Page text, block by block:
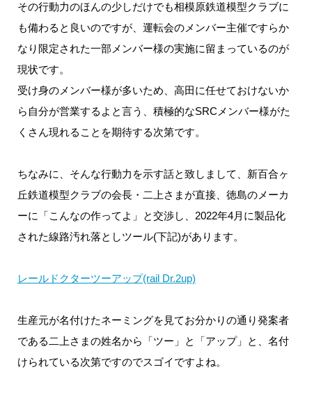
その行動力のほんの少しだけでも相模原鉄道模型クラブに
も備わると良いのですが、運転会のメンバー主催ですらか
なり限定された一部メンバー様の実施に留まっているのが
現状です。
受け身のメンバー様が多いため、高田に任せておけないか
ら自分が営業するよと言う、積極的なSRCメンバー様がた
くさん現れることを期待する次第です。
ちなみに、そんな行動力を示す話と致しまして、新百合ヶ
丘鉄道模型クラブの会長・二上さまが直接、徳島のメーカ
ーに「こんなの作ってよ」と交渉し、2022年4月に製品化
された線路汚れ落としツール(下記)があります。
レールドクターツーアップ(rail Dr.2up)
生産元が名付けたネーミングを見てお分かりの通り発案者
である二上さまの姓名から「ツー」と「アップ」と、名付
けられている次第ですのでスゴイですよね。